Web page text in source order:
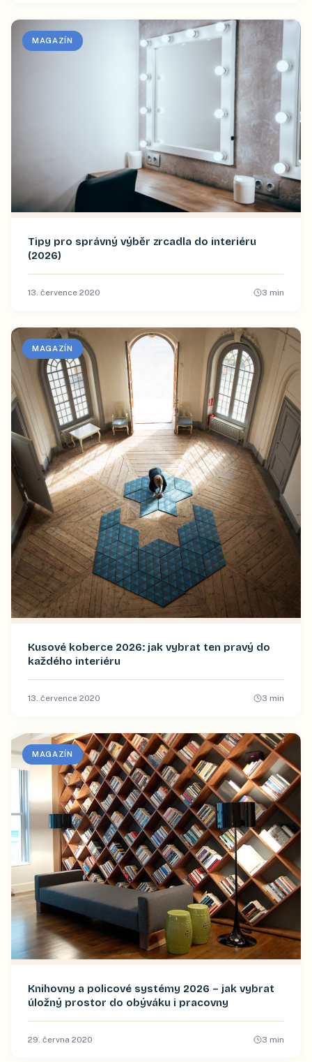
MAGAZÍN
Tipy pro správný výběr zrcadla do interiéru
(2026)
13. července 2020 3 min
MAGAZÍN
Kusové koberce 2026: jak vybrat ten pravý do
každého interiéru
13. července 2020 3 min
MAGAZÍN
Knihovny a policové systémy 2026 – jak vybrat
úložný prostor do obýváku i pracovny
29. června 2020 3 min